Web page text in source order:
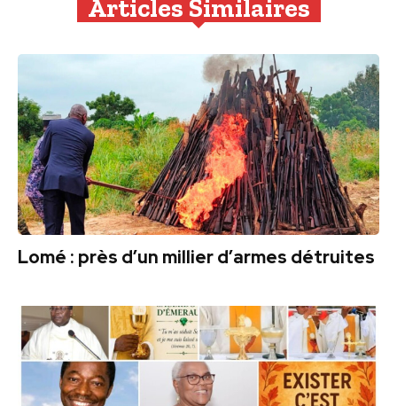
Articles Similaires
Lomé : près d’un millier d’armes détruites